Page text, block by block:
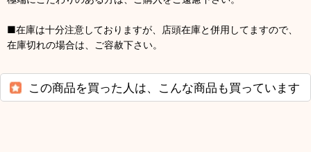
■在庫は十分注意しておりますが、店頭在庫と併用してますので、
在庫切れの場合は、ご容赦下さい。
この商品を買った人は、こんな商品も買っています